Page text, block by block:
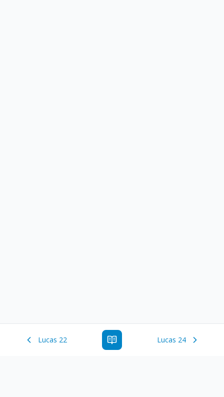
Lucas 22 Lucas 24